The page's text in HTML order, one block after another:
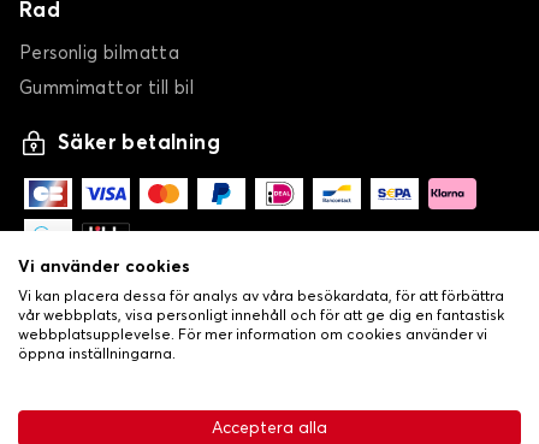
Bilmattor för CUPRA RAVAL
Rad
Personlig bilmatta
Gummimattor till bil
Säker betalning
© Copyright 2026 Lovecar-Allmänna försäljningsvillkor•
Vi använder cookies
Vi kan placera dessa för analys av våra besökardata, för att förbättra
vår webbplats, visa personligt innehåll och för att ge dig en fantastisk
webbplatsupplevelse. För mer information om cookies använder vi
öppna inställningarna.
Acceptera alla